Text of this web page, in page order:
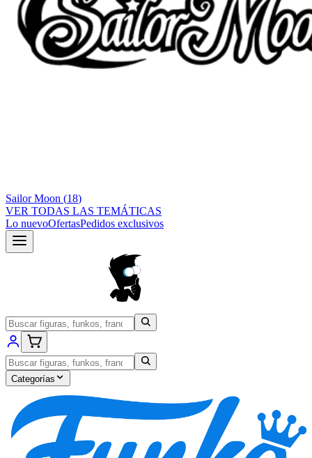
Sailor Moon (18)
VER TODAS LAS TEMÁTICAS
Lo nuevoOfertasPedidos exclusivos
Categorías